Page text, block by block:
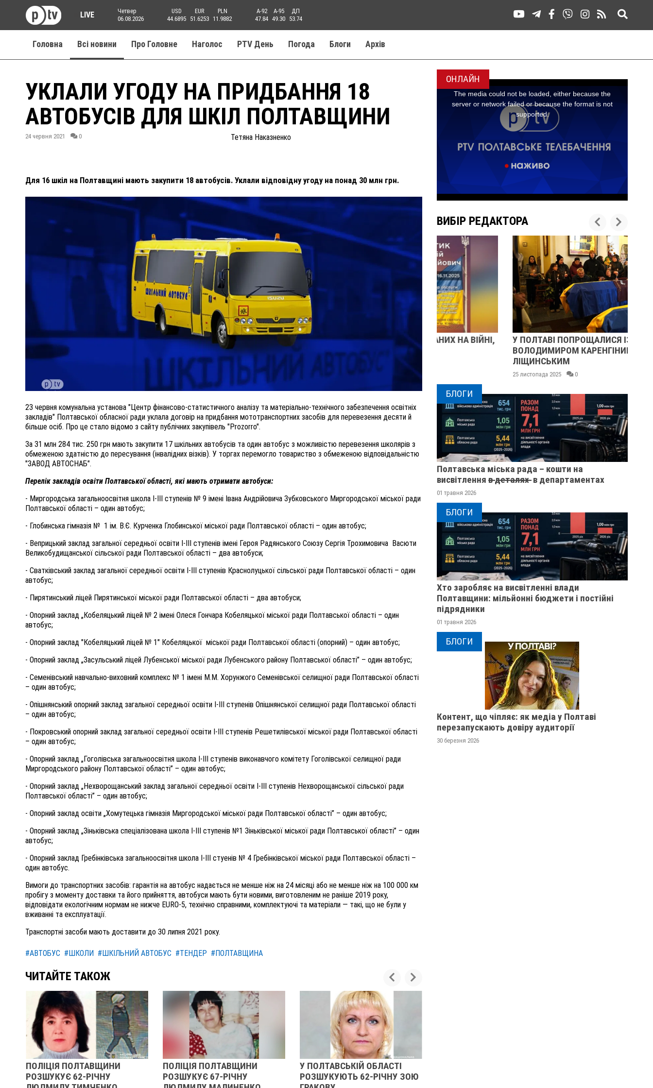
LIVE
Четвер
06.08.2026
USD
44.6895
EUR
51.6253
PLN
11.9882
A-92
47.84
A-95
49.30
ДП
53.74
Головна Всі новини Про Головне Наголос PTV День Погода Блоги Aрхів
УКЛАЛИ УГОДУ НА ПРИДБАННЯ 18
АВТОБУСІВ ДЛЯ ШКІЛ ПОЛТАВЩИНИ
24 червня 2021 0 Тетяна Наказненко
Для 16 шкіл на Полтавщині мають закупити 18 автобусів. Уклали відповідну угоду на понад 30 млн грн.
23 червня комунальна установа "Центр фінансово-статистичного аналізу та матеріально-технічного забезпечення освітніх
закладів" Полтавської обласної ради уклала договір на придбання мототранспортних засобів для перевезення десяти й
більше осіб. Про це стало відомо з сайту публічних закупівель "Prozorro".
За 31 млн 284 тис. 250 грн мають закупити 17 шкільних автобусів та один автобус з можливістю перевезення школярів з
обмеженою здатністю до пересування (інвалідних візків). У торгах перемогло товариство з обмеженою відповідальністю
"ЗАВОД АВТОСНАБ".
Перелік закладів освіти Полтавської області, які мають отримати автобуси:
- Миргородська загальноосвітня школа І-ІІІ ступенів № 9 імені Івана Андрійовича Зубковського Миргородської міської ради
Полтавської області – один автобус;
- Глобинська гімназія № 1 ім. В.Є. Курченка Глобинської міської ради Полтавської області – один автобус;
- Веприцький заклад загальної середньої освіти І-ІІІ ступенів імені Героя Радянського Союзу Сергія Трохимовича Васюти
Великобудищанської сільської ради Полтавської області – два автобуси;
- Сватківський заклад загальної середньої освіти І-ІІІ ступенів Краснолуцької сільської ради Полтавської області – один
автобус;
- Пирятинський ліцей Пирятинської міської ради Полтавської області – два автобуси;
- Опорний заклад „Кобеляцький ліцей № 2 імені Олеся Гончара Кобеляцької міської ради Полтавської області – один
автобус;
- Опорний заклад "Кобеляцький ліцей № 1" Кобеляцької міської ради Полтавської області (опорний) – один автобус;
- Опорний заклад „Засульський ліцей Лубенської міської ради Лубенського району Полтавської області” – один автобус;
- Семенівський навчально-виховний комплекс № 1 імені М.М. Хорунжого Семенівської селищної ради Полтавської області
– один автобус;
- Опішнянський опорний заклад загальної середньої освіти І-ІІІ ступенів Опішнянської селищної ради Полтавської області
– один автобус;
- Покровський опорний заклад загальної середньої освіти I-ІІІ ступенів Решетилівської міської ради Полтавської області
– один автобус;
- Опорний заклад „Гоголівська загальноосвітня школа І-ІІІ ступенів виконавчого комітету Гоголівської селищної ради
Миргородського району Полтавської області” – один автобус;
- Опорний заклад „Нехворощанський заклад загальної середньої освіти І-ІІІ ступенів Нехворощанської сільської ради
Полтавської області” – один автобус;
- Опорний заклад освіти „Хомутецька гімназія Миргородської міської ради Полтавської області” – один автобус;
- Опорний заклад „Зіньківська спеціалізована школа І-ІІІ ступенів №1 Зіньківської міської ради Полтавської області” – один
автобус;
- Опорний заклад Гребінківська загальноосвітня школа І-ІІІ стуенів № 4 Гребінківської міської ради Полтавської області –
один автобус.
Вимоги до транспортних засобів: гарантія на автобус надається не менше ніж на 24 місяці або не менше ніж на 100 000 км
пробігу з моменту доставки та його прийняття, автобуси мають бути новими, виготовленим не раніше 2019 року,
відповідати екологічним нормам не нижче EURO-5, технічно справними, комплектуючі та матеріали — такі, що не були у
вживанні та експлуатації.
Транспортні засоби мають доставити до 30 липня 2021 року.
#АВТОБУС #ШКОЛИ #ШКІЛЬНИЙ АВТОБУС #ТЕНДЕР #ПОЛТАВЩИНА
ЧИТАЙТЕ ТАКОЖ
ПОЛТАВЩИНИ
62-РІЧНУ
ПОЛІЦІЯ ПОЛТАВЩИНИ
РОЗШУКУЄ 67-РІЧНУ
У ПОЛТАВСЬКІЙ ОБЛАСТІ
РОЗШУКУЮТЬ 62-РІЧНУ ЗОЮ
РОЗШУКУЮТЬ 82-РІЧНУ
ОНЛАЙН
ВИБІР РЕДАКТОРА
ПОЛІЦІЯ ПОЛТАВЩИНИ РОЗШУКУЄ 62-РІЧНУ
ЛЮДМИЛУ ТИМЧЕНКО
ВНАСЛІДОК ПОРАНЕНЬ, ОТРИМАНИХ НА ВІЙНІ,
ПОМЕР ВОЇН ЮРІЙ ВОЙТИК
25 листопада 2025 0
У ПОЛТАВІ ПОПРОЩАЛИСЯ ІЗ ВІЙСЬКОВИМИ
ВОЛОДИМИРОМ КАРЕНГІНИМ ТА ОЛЕГОМ
БЛОГИ
Полтавська міська рада – кошти на
висвітлення в̶ ̶д̶е̶т̶а̶л̶я̶х̶ ̶ в департаментах
01 травня 2026
БЛОГИ
Хто заробляє на висвітленні влади
Полтавщини: мільйонні бюджети і постійні
підрядники
01 травня 2026
БЛОГИ
Контент, що чіпляє: як медіа у Полтаві
перезапускають довіру аудиторії
30 березня 2026